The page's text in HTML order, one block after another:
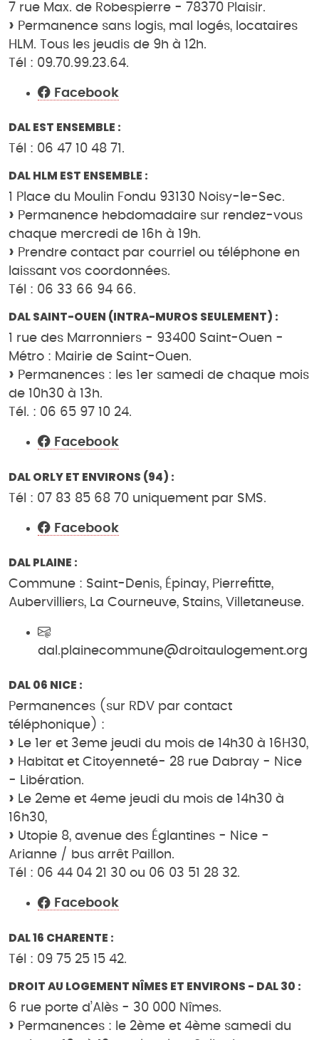
7 rue Max. de Robespierre - 78370 Plaisir.
Permanence sans logis, mal logés, locataires
HLM. Tous les jeudis de 9h à 12h.
Tél : 09.70.99.23.64.
Facebook
DAL EST ENSEMBLE :
Tél : 06 47 10 48 71.
DAL HLM EST ENSEMBLE :
1 Place du Moulin Fondu 93130 Noisy-le-Sec.
Permanence hebdomadaire sur rendez-vous
chaque mercredi de 16h à 19h.
Prendre contact par courriel ou téléphone en
laissant vos coordonnées.
Tél : 06 33 66 94 66.
DAL SAINT-OUEN (INTRA-MUROS SEULEMENT) :
1 rue des Marronniers - 93400 Saint-Ouen -
Métro : Mairie de Saint-Ouen.
Permanences : les 1er samedi de chaque mois
de 10h30 à 13h.
Tél. : 06 65 97 10 24.
Facebook
DAL ORLY ET ENVIRONS (94) :
Tél : 07 83 85 68 70 uniquement par SMS.
Facebook
DAL PLAINE :
Commune : Saint-Denis, Épinay, Pierrefitte,
Aubervilliers, La Courneuve, Stains, Villetaneuse.
dal.plainecommune@droitaulogement.org
DAL 06 NICE :
Permanences (sur RDV par contact
téléphonique) :
Le 1er et 3eme jeudi du mois de 14h30 à 16H30,
Habitat et Citoyenneté- 28 rue Dabray - Nice
- Libération.
Le 2eme et 4eme jeudi du mois de 14h30 à
16h30,
Utopie 8, avenue des Églantines - Nice -
Arianne / bus arrêt Paillon.
Tél : 06 44 04 21 30 ou 06 03 51 28 32.
Facebook
DAL 16 CHARENTE :
Tél : 09 75 25 15 42.
DROIT AU LOGEMENT NÎMES ET ENVIRONS - DAL 30 :
6 rue porte d’Alès - 30 000 Nîmes.
Permanences : le 2ème et 4ème samedi du